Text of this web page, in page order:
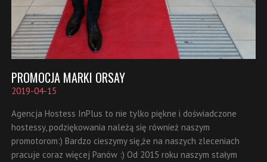
PROMOCJA MARKI ORSAY
2019-04-15
Agencja Hostess InPlus to nie tylko piękne i doświadczone
hostessy, podziękowania należą się również naszym
promotorom:) Bardzo cieszymy się,że na naszych zleceniach
pracuje coraz więcej Panów :) Od 2015 roku naszym stałym